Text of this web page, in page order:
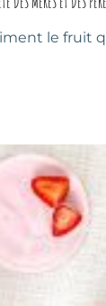
le fruit